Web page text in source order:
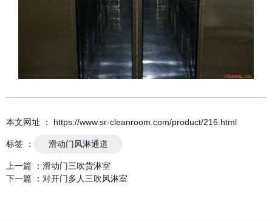
本文网址 ： https://www.sr-cleanroom.com/product/216.html
标签 ： 滑动门风淋通道
上一篇 ： 滑动门三吹货淋室
下一篇 ： 对开门多人三吹风淋室